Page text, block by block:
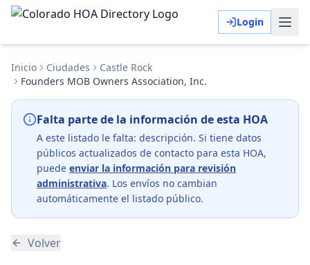
Login
Inicio Ciudades
Castle Rock
Founders MOB Owners Association, Inc.
Falta parte de la información de esta HOA
A este listado le falta: descripción. Si tiene datos
públicos actualizados de contacto para esta HOA,
puede enviar la información para revisión
administrativa. Los envíos no cambian
automáticamente el listado público.
Volver